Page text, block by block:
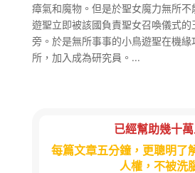
瘴氣和魔物。但是於聖女魔力無所
遊聖立即被該國負責聖女召喚儀式
旁。於是無所事事的小鳥遊聖在機
所，加入成為研究員。...
已經幫助幾十
每篇文章五分鐘，更聰明了
人權，不被洗